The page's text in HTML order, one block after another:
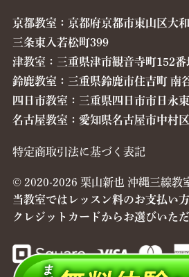
京都教室：京都府京都市東山区大
三条東入若松町399
津教室：三重県津市観音寺町152番
鈴鹿教室：三重県鈴鹿市住吉町 南
四日市教室：三重県四日市市日永
名古屋教室：愛知県名古屋市中村
特定商取引法に基づく表記
© 2020-2026 栗山新也 沖縄三線教
当教室ではレッスン料のお支払い方
クレジットカードからお選びいただ